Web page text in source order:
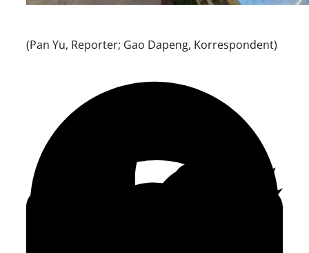
(Pan Yu, Reporter; Gao Dapeng, Korrespondent)